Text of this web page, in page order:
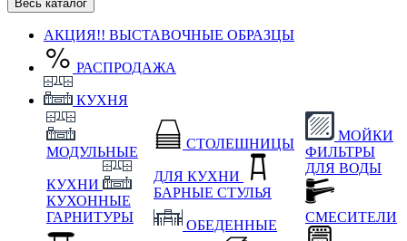
Весь каталог
АКЦИЯ!! ВЫСТАВОЧНЫЕ ОБРАЗЦЫ
РАСПРОДАЖА
КУХНЯ
МОДУЛЬНЫЕ
КУХНИ
КУХОННЫЕ
ГАРНИТУРЫ
СТОЛЕШНИЦЫ
ДЛЯ КУХНИ
БАРНЫЕ СТУЛЬЯ
ОБЕДЕННЫЕ
МОЙКИ
ФИЛЬТРЫ
ДЛЯ ВОДЫ
СМЕСИТЕЛИ